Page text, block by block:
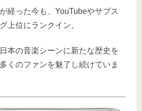
経った今も、YouTubeやサブス
上位にランクイン。
本の音楽シーンに新たな歴史を
くのファンを魅了し続けていま